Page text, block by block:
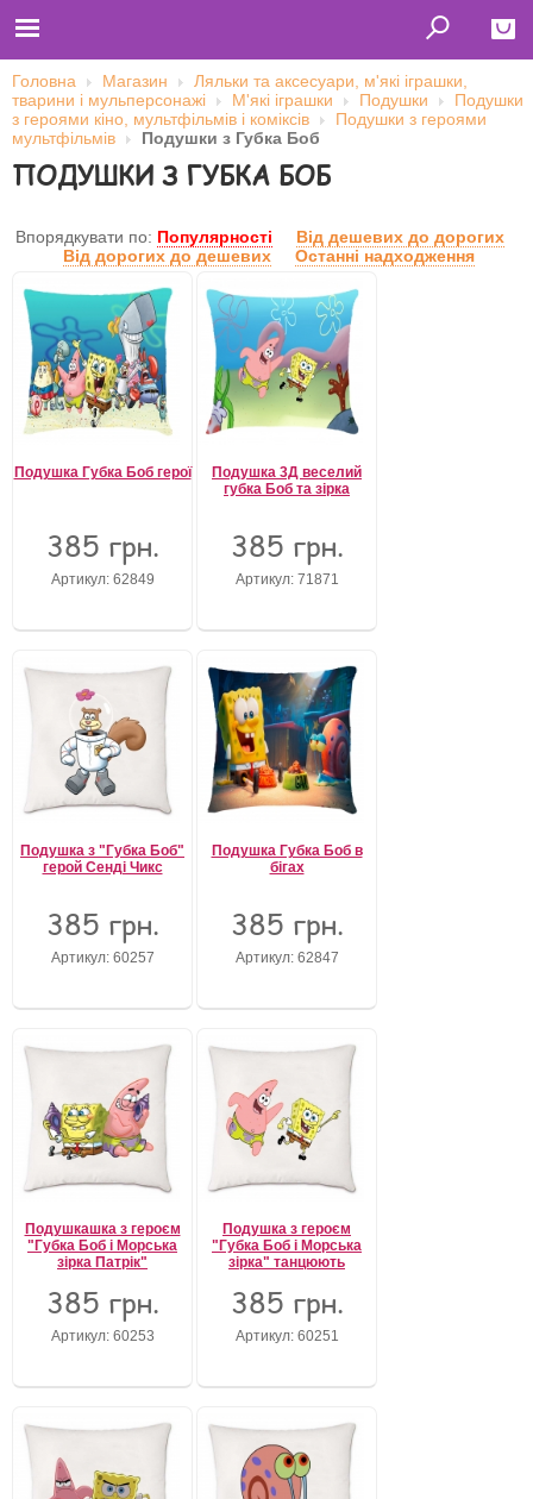
Close
Главная
Футболки
Толстовки (кенгурушки)
Лонгсливы
Бейсболки
Ветровки
Оплата и доставка
О нас
Сотрудничество
Ім'я користувача
Пароль
Забули свій пароль?
Головна Магазин
Ляльки та аксесуари, м'які іграшки,
тварини і мульперсонажі
М'які іграшки Подушки
Подушки
з героями кіно, мультфільмів і коміксів
Подушки з героями
мультфільмів
Подушки з Губка Боб
ПОДУШКИ З ГУБКА БОБ
Впорядкувати по: Популярності
Від дешевих до дорогих
Від дорогих до дешевих
Останні надходження
Подушка Губка Боб герої
385 грн.
Артикул: 62849
Подушка 3Д веселий
губка Боб та зірка
385 грн.
Артикул: 71871
Подушка з "Губка Боб"
герой Сенді Чикс
385 грн.
Артикул: 60257
Подушка Губка Боб в
бігах
385 грн.
Артикул: 62847
Подушкашка з героєм
"Губка Боб і Морська
зірка Патрік"
385 грн.
Артикул: 60253
Подушка з героєм
"Губка Боб і Морська
зірка" танцюють
385 грн.
Артикул: 60251